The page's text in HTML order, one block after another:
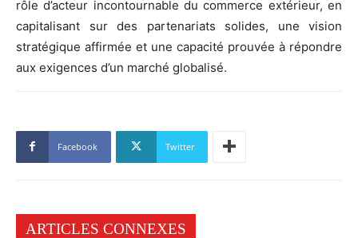
rôle d’acteur incontournable du commerce extérieur, en
capitalisant sur des partenariats solides, une vision
stratégique affirmée et une capacité prouvée à répondre
aux exigences d’un marché globalisé.
Facebook Twitter
ARTICLES CONNEXES